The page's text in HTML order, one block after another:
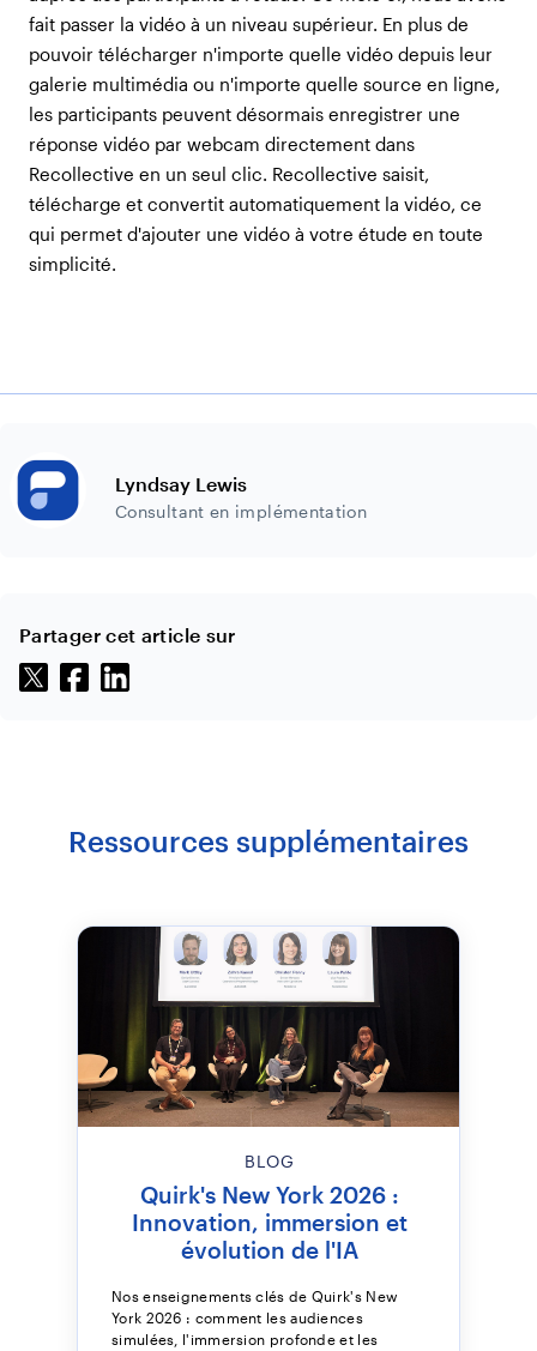
fait passer la vidéo à un niveau supérieur. En plus de
pouvoir télécharger n'importe quelle vidéo depuis leur
galerie multimédia ou n'importe quelle source en ligne,
les participants peuvent désormais enregistrer une
réponse vidéo par webcam directement dans
Recollective en un seul clic. Recollective saisit,
télécharge et convertit automatiquement la vidéo, ce
qui permet d'ajouter une vidéo à votre étude en toute
simplicité.
Lyndsay Lewis
Consultant en implémentation
Partager cet article sur
Ressources supplémentaires
BLOG
Quirk's New York 2026 :
Innovation, immersion et
évolution de l'IA
Nos enseignements clés de Quirk's New
York 2026 : comment les audiences
simulées, l'immersion profonde et les